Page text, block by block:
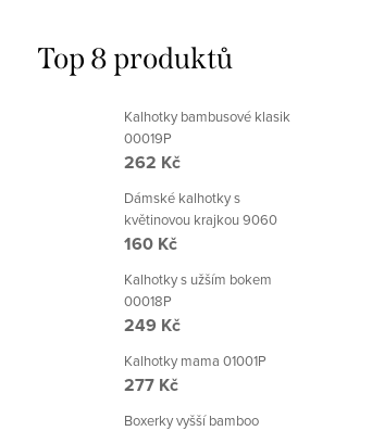
Top 8 produktů
Kalhotky bambusové klasik
00019P
262 Kč
Dámské kalhotky s
květinovou krajkou 9060
160 Kč
Kalhotky s užším bokem
00018P
249 Kč
Kalhotky mama 01001P
277 Kč
Boxerky vyšší bamboo